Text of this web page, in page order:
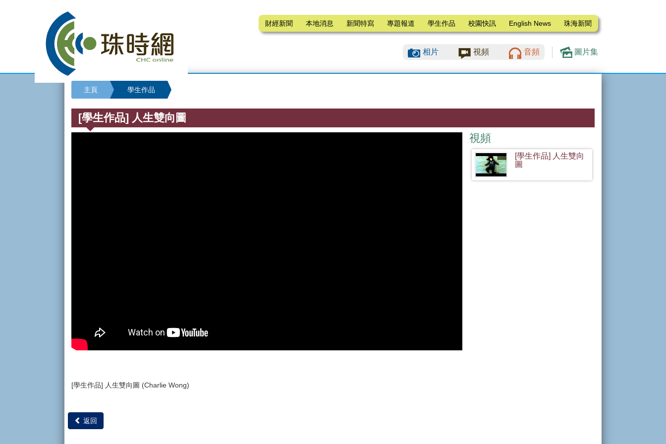
財經新聞 本地消息 新聞特寫 專題報道 學生作品 校園快訊 English News 珠海新聞
圖片集
相片 視頻 音頻
主頁 學生作品
[學生作品] 人生雙向圖
視頻
[學生作品] 人生雙向
圖
[學生作品] 人生雙向圖 (Charlie Wong)
返回